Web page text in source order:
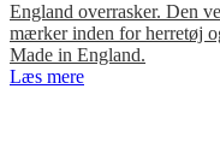
England overrasker. Den
mærker inden for herretøj
Made in England.
Læs mere